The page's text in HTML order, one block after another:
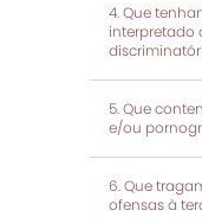
Que
interpretado
Que
e/ou
Que
ofensas à